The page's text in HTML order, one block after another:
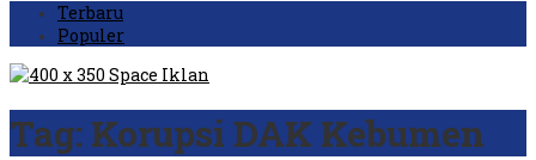
Terbaru
Populer
Tag: Korupsi DAK Kebumen